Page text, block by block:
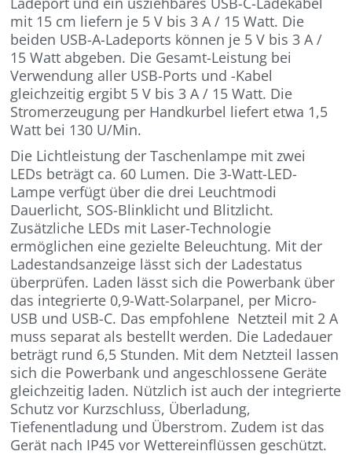
mit 15 cm liefern je 5 V bis 3 A / 15 Watt. Die
beiden USB-A-Ladeports können je 5 V bis 3 A /
15 Watt abgeben. Die Gesamt-Leistung bei
Verwendung aller USB-Ports und -Kabel
gleichzeitig ergibt 5 V bis 3 A / 15 Watt. Die
Stromerzeugung per Handkurbel liefert etwa 1,5
Watt bei 130 U/Min.
Die Lichtleistung der Taschenlampe mit zwei
LEDs beträgt ca. 60 Lumen. Die 3-Watt-LED-
Lampe verfügt über die drei Leuchtmodi
Dauerlicht, SOS-Blinklicht und Blitzlicht.
Zusätzliche LEDs mit Laser-Technologie
ermöglichen eine gezielte Beleuchtung. Mit der
Ladestandsanzeige lässt sich der Ladestatus
überprüfen. Laden lässt sich die Powerbank über
das integrierte 0,9-Watt-Solarpanel, per Micro-
USB und USB-C. Das empfohlene Netzteil mit 2 A
muss separat als bestellt werden. Die Ladedauer
beträgt rund 6,5 Stunden. Mit dem Netzteil lassen
sich die Powerbank und angeschlossene Geräte
gleichzeitig laden. Nützlich ist auch der integrierte
Schutz vor Kurzschluss, Überladung,
Tiefenentladung und Überstrom. Zudem ist das
Gerät nach IP45 vor Wettereinflüssen geschützt.